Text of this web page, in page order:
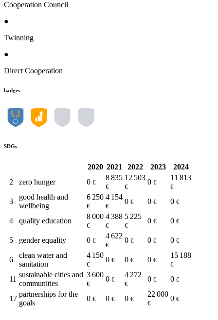
Cooperation Council
●
Twinning
●
Direct Cooperation
badges
SDGs
2020 2021 2022 2023
2024
2
zero hunger 0 €
8 835
€
12 503
€
0 €
11 813
€
3
good health and
wellbeing
6 250
€
4 154
€
0 € 0 € 0 €
4 quality education
8 000
€
4 388
€
5 225
€
0 € 0 €
5 gender equality 0 €
4 622
€
0 € 0 € 0 €
6
clean water and
sanitation
4 150
€
0 € 0 € 0 €
15 188
€
11
sustainable cities and
communities
3 600
€
0 €
4 272
€
0 € 0 €
17
partnerships for the
goals
0 € 0 € 0 €
22 000
€
0 €